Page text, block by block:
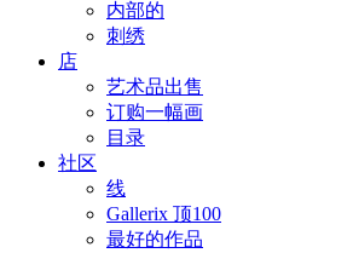
内部的
刺绣
店
艺术品出售
订购一幅画
目录
社区
线
Gallerix 顶100
最好的作品